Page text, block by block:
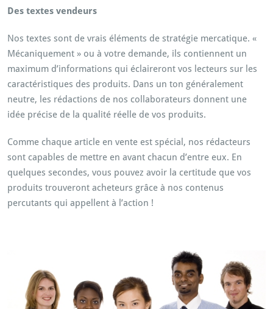
Des textes vendeurs
Nos textes sont de vrais éléments de stratégie mercatique. «
Mécaniquement » ou à votre demande, ils contiennent un
maximum d’informations qui éclaireront vos lecteurs sur les
caractéristiques des produits. Dans un ton généralement
neutre, les rédactions de nos collaborateurs donnent une
idée précise de la qualité réelle de vos produits.
Comme chaque article en vente est spécial, nos rédacteurs
sont capables de mettre en avant chacun d’entre eux. En
quelques secondes, vous pouvez avoir la certitude que vos
produits trouveront acheteurs grâce à nos contenus
percutants qui appellent à l’action !